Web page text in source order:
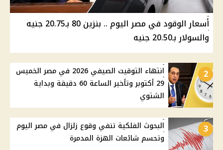
أسعار الوقود في مصر اليوم .. بنزين 80 بـ20.75 جنيه
والسولار بـ20.50 جنيه
2
انتهاء التوقيت الصيفي 2026 في مصر الخميس
29 أكتوبر وتأخير الساعة 60 دقيقة وبداية
الشتوي
3
البحوث الفلكية تنفي وقوع زلزال في مصر اليوم
وتحسم شائعات الهزة المدمرة